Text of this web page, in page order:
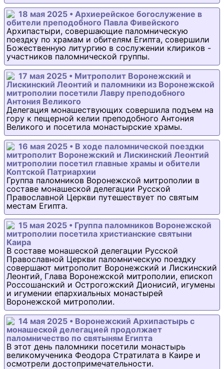
18 мая 2025 • Архиерейское богослужение в
обители преподобного Павла Фивейского
Архипастыри, совершающие паломническую
поездку по храмам и обителям Египта, совершили
Божественную литургию в сослужении клириков -
участников паломнической группы.
17 мая 2025 • Митрополит Воронежский и
Лискинский Леонтий и паломники из Воронежской
митрополии посетили Лавру преподобного
Антония Великого
Делегация монашествующих совершила подъем на
гору к пещерной келии преподобного Антония
Великого и посетила монастырские храмы.
16 мая 2025 • В ходе паломнической поездки
митрополит Воронежский и Лискинский Леонтий
митрополии посетил главные храмы и обители
Коптской Патриархии
Группа паломников Воронежской митрополии в
составе монашеской делегации Русской
Православной Церкви путешествует по святым
местам Египта.
15 мая 2025 • Группа паломников Воронежской
митрополии посетила христианские святыни
Каира
В составе монашеской делегации Русской
Православной Церкви паломническую поездку
совершают митрополит Воронежский и Лискинский
Леонтий, Глава Воронежской митрополии, епископ
Россошанский и Острогожский Дионисий, игумены
и игумении епархиальных монастырей
Воронежской митрополии.
14 мая 2025 • Воронежский Архипастырь с
монашеской делегацией продолжает
паломничество по святыням Египта
В этот день паломники посетили монастырь
великомученика Феодора Стратилата в Каире и
осмотрели достопримечательности.